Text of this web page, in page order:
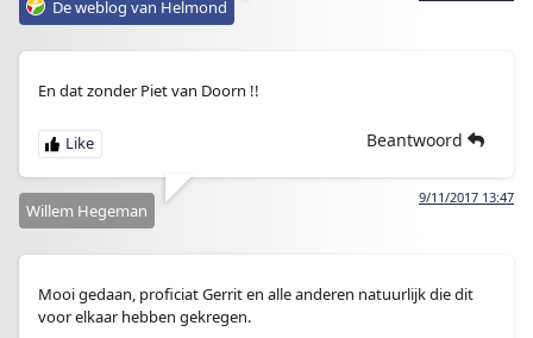
De weblog van Helmond
En dat zonder Piet van Doorn !!
Beantwoord
9/11/2017 13:47
Willem Hegeman
Mooi gedaan, proficiat Gerrit en alle anderen natuurlijk die dit
voor elkaar hebben gekregen.